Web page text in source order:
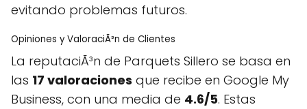
evitando problemas futuros.
Opiniones y ValoraciÃ³n de Clientes
La reputaciÃ³n de Parquets Sillero se basa en
las 17 valoraciones que recibe en Google My
Business, con una media de 4.6/5. Estas